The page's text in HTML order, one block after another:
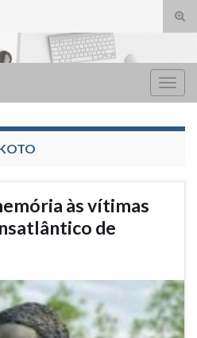
às vítimas
de